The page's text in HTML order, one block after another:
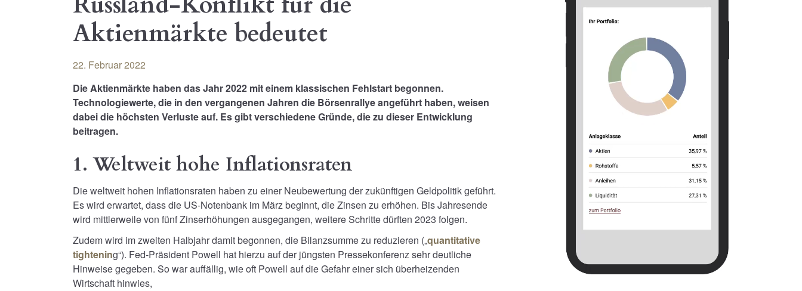
Aktienmärkte bedeutet
22. Februar 2022
Die Aktienmärkte haben das Jahr 2022 mit einem klassischen Fehlstart begonnen.
Technologiewerte, die in den vergangenen Jahren die Börsenrallye angeführt haben, weisen
dabei die höchsten Verluste auf. Es gibt verschiedene Gründe, die zu dieser Entwicklung
beitragen.
1. Weltweit hohe Inflationsraten
Die weltweit hohen Inflationsraten haben zu einer Neubewertung der zukünftigen Geldpolitik geführt.
Es wird erwartet, dass die US-Notenbank im März beginnt, die Zinsen zu erhöhen. Bis Jahresende
wird mittlerweile von fünf Zinserhöhungen ausgegangen, weitere Schritte dürften 2023 folgen.
Zudem wird im zweiten Halbjahr damit begonnen, die Bilanzsumme zu reduzieren („quantitative
tightening“). Fed-Präsident Powell hat hierzu auf der jüngsten Pressekonferenz sehr deutliche
Hinweise gegeben. So war auffällig, wie oft Powell auf die Gefahr einer sich überheizenden
Wirtschaft hinwies,